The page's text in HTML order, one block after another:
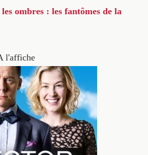
ombres : les fantômes de la
l'affiche